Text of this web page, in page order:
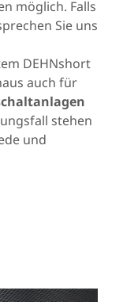
möglich. Falls
Sie uns
DEHNshort
auch für
stehen
und